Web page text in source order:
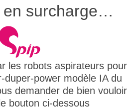
en surcharge…
les robots aspirateurs pour
duper-power modèle IA du
demander de bien vouloir
bouton ci-dessous